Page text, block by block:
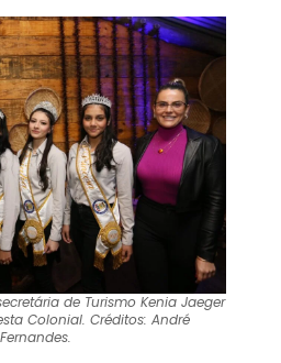
de Turismo Kenia Jaeger
Colonial. Créditos: André
Fernandes.